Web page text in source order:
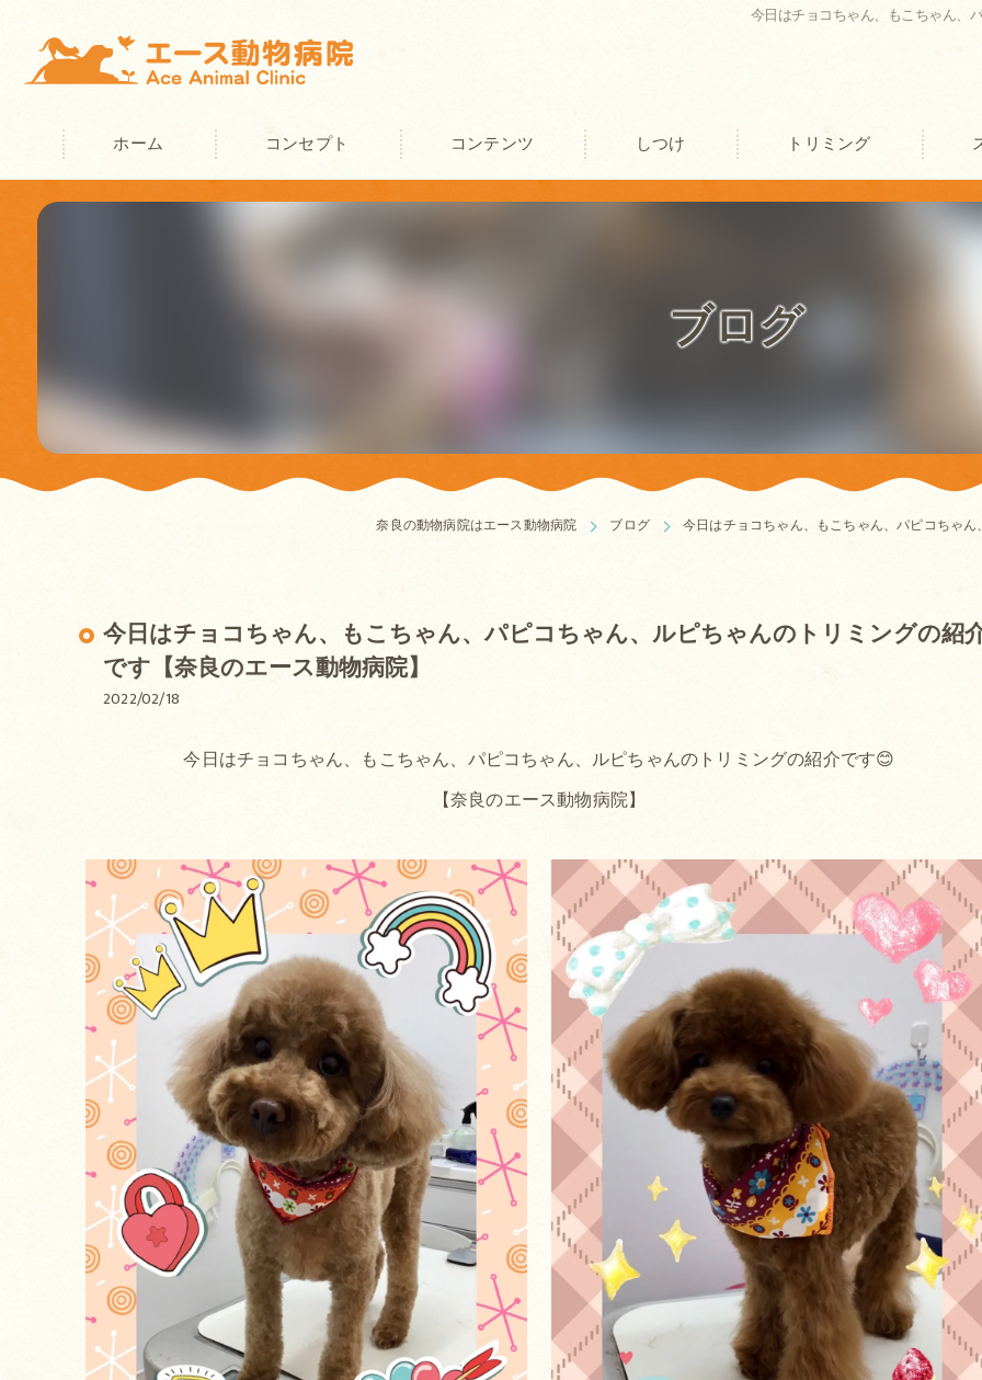
今日はチョコちゃん、もこちゃん、
ホーム コンセプト
奈良の動物病院･エース動物病院の口コミ情報
奈良の動物病院･エース動物病院の評判
奈良の動物病院･エース動物病院のお客様の声
コンテンツ しつけ トリミング
ブログ
奈良の動物病院はエース動物病院 ブログ 今日はチョコちゃん、もこちゃん、パピコちゃ
今日はチョコちゃん、もこちゃん、パピコちゃん、ルピちゃんのトリミングの紹
です【奈良のエース動物病院】
2022/02/18
今日はチョコちゃん、もこちゃん、パピコちゃん、ルピちゃんのトリミングの紹介です😊
【奈良のエース動物病院】